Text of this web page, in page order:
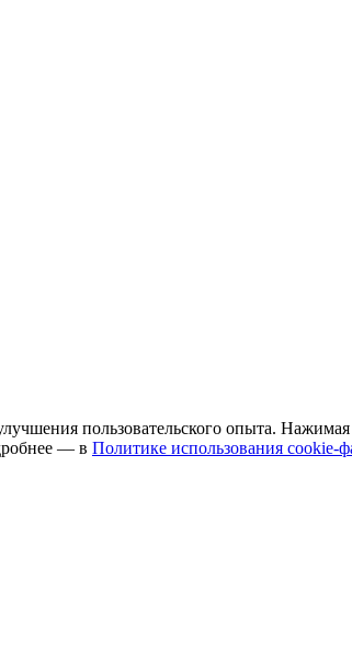
пользовательского опыта.
— в Политике использования cookie-